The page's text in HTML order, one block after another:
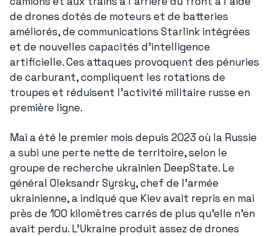
de drones dotés de moteurs et de batteries
améliorés, de communications Starlink intégrées
et de nouvelles capacités d'intelligence
artificielle. Ces attaques provoquent des pénuries
de carburant, compliquent les rotations de
troupes et réduisent l'activité militaire russe en
première ligne.
Mai a été le premier mois depuis 2023 où la Russie
a subi une perte nette de territoire, selon le
groupe de recherche ukrainien DeepState. Le
général Oleksandr Syrsky, chef de l'armée
ukrainienne, a indiqué que Kiev avait repris en mai
près de 100 kilomètres carrés de plus qu'elle n'en
avait perdu. L'Ukraine produit assez de drones